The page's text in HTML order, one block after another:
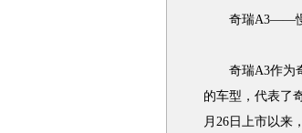
奇瑞A3——慢
奇瑞A3作为奇
的车型，代表了
月26日上市以来